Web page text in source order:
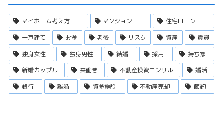
マイホーム考え方 マンション
住宅ローン
一戸建て
お金 老後 リスク 資産
賃貸
独身女性
独身男性 結婚 採用
持ち家
新婚カップル
共働き 不動産投資コンサル
婚活
銀行
離婚 資金繰り 不動産売却 節約